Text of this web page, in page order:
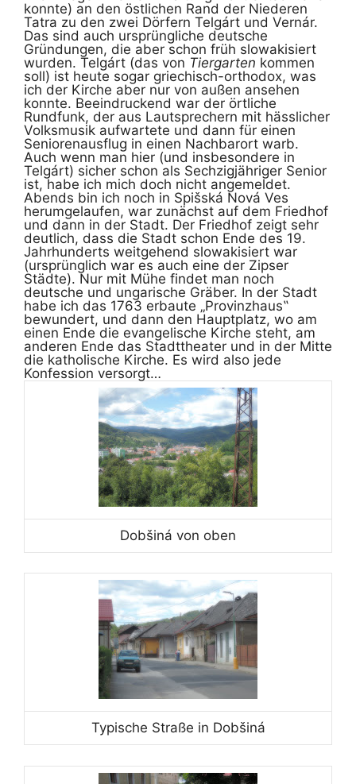
konnte) an den östlichen Rand der Niederen
Tatra zu den zwei Dörfern Telgárt und Vernár.
Das sind auch ursprüngliche deutsche
Gründungen, die aber schon früh slowakisiert
wurden. Telgárt (das von Tiergarten kommen
soll) ist heute sogar griechisch-orthodox, was
ich der Kirche aber nur von außen ansehen
konnte. Beeindruckend war der örtliche
Rundfunk, der aus Lautsprechern mit hässlicher
Volksmusik aufwartete und dann für einen
Seniorenausflug in einen Nachbarort warb.
Auch wenn man hier (und insbesondere in
Telgárt) sicher schon als Sechzigjähriger Senior
ist, habe ich mich doch nicht angemeldet.
Abends bin ich noch in Spišská Nová Ves
herumgelaufen, war zunächst auf dem Friedhof
und dann in der Stadt. Der Friedhof zeigt sehr
deutlich, dass die Stadt schon Ende des 19.
Jahrhunderts weitgehend slowakisiert war
(ursprünglich war es auch eine der Zipser
Städte). Nur mit Mühe findet man noch
deutsche und ungarische Gräber. In der Stadt
habe ich das 1763 erbaute „Provinzhaus‟
bewundert, und dann den Hauptplatz, wo am
einen Ende die evangelische Kirche steht, am
anderen Ende das Stadttheater und in der Mitte
die katholische Kirche. Es wird also jede
Konfession versorgt…
Dobšiná von oben
Typische Straße in Dobšiná